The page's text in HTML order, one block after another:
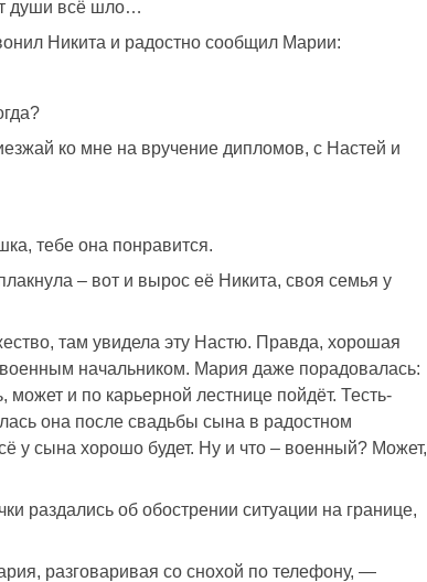
души всё шло…
Никита и радостно сообщил Марии:
ко мне на вручение дипломов, с Настей и
тебе она понравится.
– вот и вырос её Никита, своя семья у
там увидела эту Настю. Правда, хорошая
начальником. Мария даже порадовалась:
может и по карьерной лестнице пойдёт. Тесть-
она после свадьбы сына в радостном
у сына хорошо будет. Ну и что – военный? Может,
раздались об обострении ситуации на границе,
разговаривая со снохой по телефону, —